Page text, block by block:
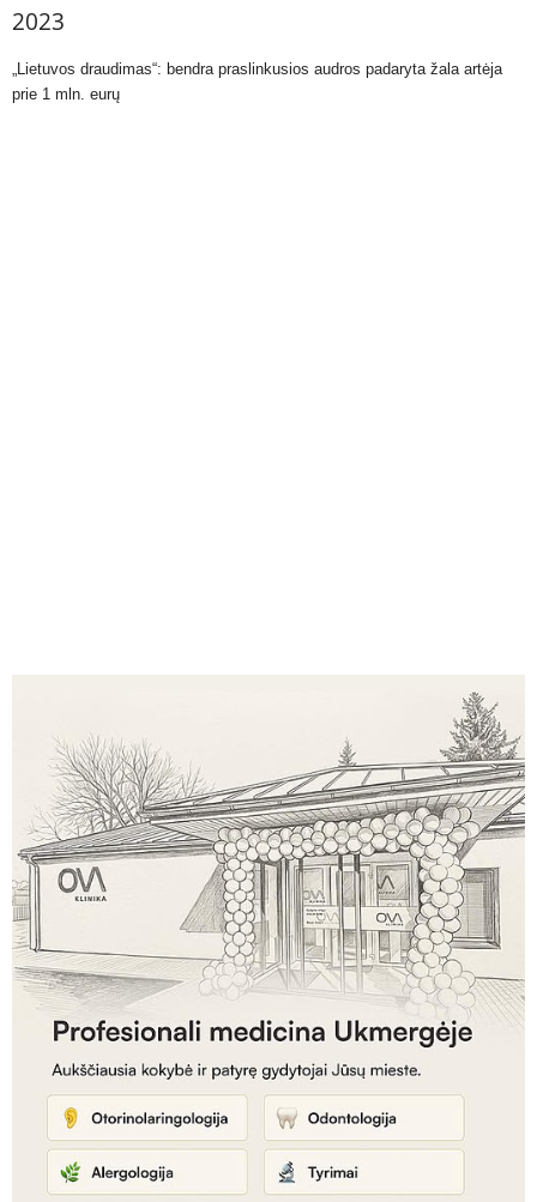
2023
„Lietuvos draudimas“: bendra praslinkusios audros padaryta žala artėja
prie 1 mln. eurų